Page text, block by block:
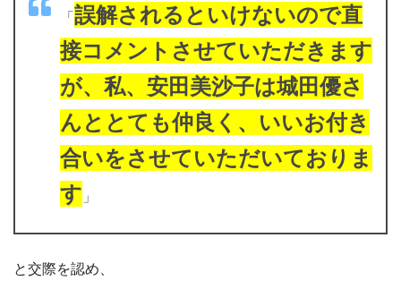
「誤解されるといけないので直
接コメントさせていただきます
が、私、安田美沙子は城田優さ
んととても仲良く、いいお付き
合いをさせていただいておりま
す 」
と交際を認め、